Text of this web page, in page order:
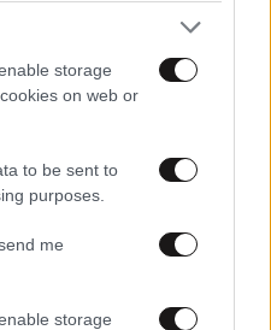
storage
on web or
to be sent to
purposes.
me
storage